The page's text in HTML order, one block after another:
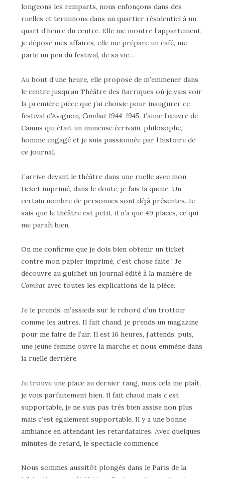
longeons les remparts, nous enfonçons dans des
ruelles et terminons dans un quartier résidentiel à un
quart d’heure du centre. Elle me montre l’appartement,
je dépose mes affaires, elle me prépare un café, me
parle un peu du festival, de sa vie…
Au bout d’une heure, elle propose de m’emmener dans
le centre jusqu’au Théâtre des Barriques où je vais voir
la première pièce que j’ai choisie pour inaugurer ce
festival d’Avignon, Combat 1944-1945. J’aime l’œuvre de
Camus qui était un immense écrivain, philosophe,
homme engagé et je suis passionnée par l’histoire de
ce journal.
J’arrive devant le théâtre dans une ruelle avec mon
ticket imprimé, dans le doute, je fais la queue. Un
certain nombre de personnes sont déjà présentes. Je
sais que le théâtre est petit, il n’a que 49 places, ce qui
me paraît bien.
On me confirme que je dois bien obtenir un ticket
contre mon papier imprimé, c’est chose faite ! Je
découvre au guichet un journal édité à la manière de
Combat avec toutes les explications de la pièce.
Je le prends, m’assieds sur le rebord d’un trottoir
comme les autres. Il fait chaud, je prends un magazine
pour me faire de l’air. Il est 16 heures, j’attends, puis,
une jeune femme ouvre la marche et nous emmène dans
la ruelle derrière.
Je trouve une place au dernier rang, mais cela me plaît,
je vois parfaitement bien. Il fait chaud mais c’est
supportable, je ne suis pas très bien assise non plus
mais c’est également supportable. Il y a une bonne
ambiance en attendant les retardataires. Avec quelques
minutes de retard, le spectacle commence.
Nous sommes aussitôt plongés dans le Paris de la